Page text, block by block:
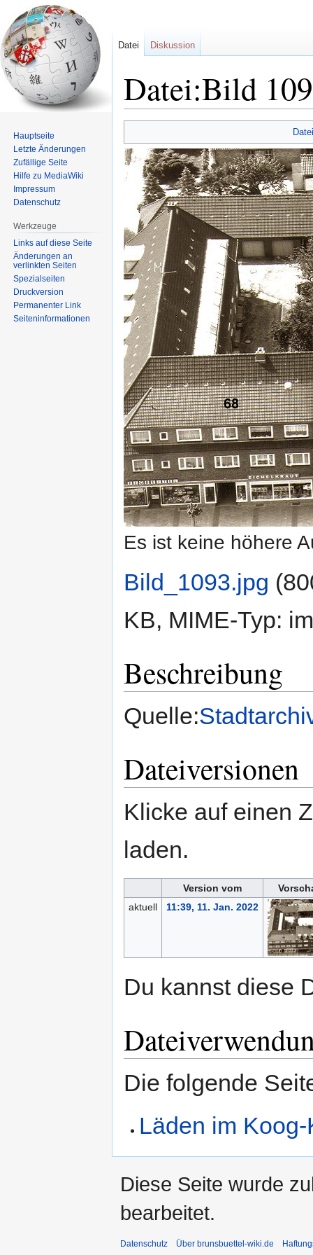
Datei:Bild
Navigation
springen
Suche
springen
Es ist keine höhere
Bild_1093.jpg
KB, MIME-Typ:
Beschreibung
Quelle:
Dateiversionen
Klicke auf einen
laden.
Version vom
aktuell
11:39, 11. Jan. 2022
Du kannst diese
Die folgende
Läden im
Datei Diskussion
Hauptseite
Letzte Änderungen
Zufällige Seite
Hilfe zu MediaWiki
Impressum
Datenschutz
Werkzeuge
Links auf diese Seite
Änderungen an
verlinkten Seiten
Spezialseiten
Druckversion
Permanenter Link
Seiten­informationen
Diese Seite wurde
bearbeitet.
Datenschutz Über brunsbuettel-wiki.de